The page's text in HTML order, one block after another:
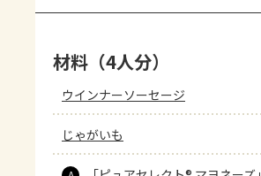
材料（4人分）
ウインナーソーセージ
じゃがいも